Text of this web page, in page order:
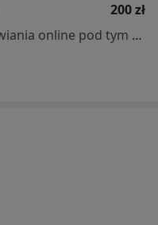
200 zł
Specjalista nie oferuje umawiania online pod tym adresem.